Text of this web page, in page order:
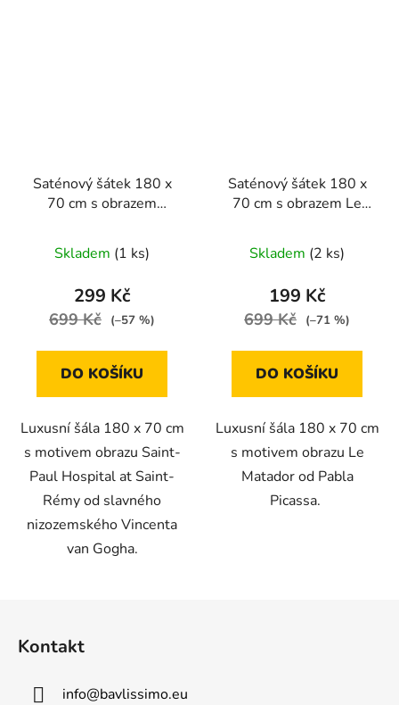
Saténový šátek 180 x
70 cm s obrazem
HOSPITAL AT SAINT-
RÉMY od van Gogha
Skladem (1 ks)
299 Kč
699 Kč (–57 %)
DO KOŠÍKU
Luxusní šála 180 x 70 cm
s motivem obrazu Saint-
Paul Hospital at Saint-
Rémy od slavného
nizozemského Vincenta
van Gogha.
Saténový šátek 180 x
70 cm s obrazem Le
Picassa
Skladem (2 ks)
199 Kč
699 Kč (–71 %)
DO KOŠÍKU
Luxusní šála 180 x 70 cm
s motivem obrazu Le
Matador od Pabla
Picassa.
Kontakt
info@bavlissimo.eu